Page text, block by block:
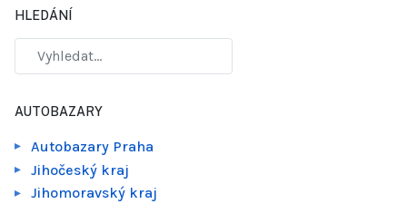
HLEDÁNÍ
AUTOBAZARY
Autobazary Praha
Jihočeský kraj
Jihomoravský kraj